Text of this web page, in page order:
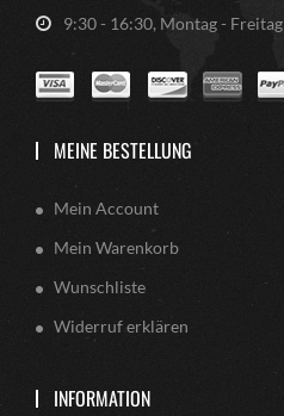
9:30 - 16:30, Montag - Freitag
MEINE BESTELLUNG
Mein Account
Mein Warenkorb
Wunschliste
Widerruf erklären
INFORMATION